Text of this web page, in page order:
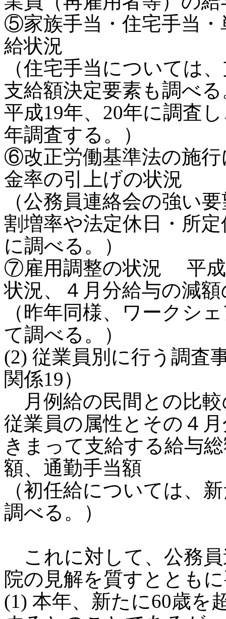
⑤家族手当・住宅手当・
給状況
（住宅手当については
支給額決定要素も調べ
平成19年、20年に調査
年調査する。）
⑥改正労働基準法の施行
金率の引上げの状況
（公務員連絡会の強い
割増率や法定休日・所
に調べる。）
⑦雇用調整の状況 平成
状況、４月分給与の減
（昨年同様、ワークシ
て調べる。）
(2) 従業員別に行う調査
関係19）
月例給の民間との比較
従業員の属性とその４
きまって支給する給与
額、通勤手当額
（初任給については、
調べる。）
これに対して、公務
院の見解を質すととも
(1) 本年、新たに60歳を